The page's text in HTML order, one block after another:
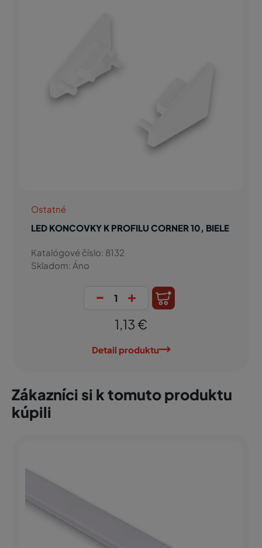
Ostatné
LED KONCOVKY K PROFILU CORNER 10, BIELE
Katalógové číslo: 8132
Skladom: Áno
- +
1,13 €
Detail produktu
Zákazníci si k tomuto produktu
kúpili